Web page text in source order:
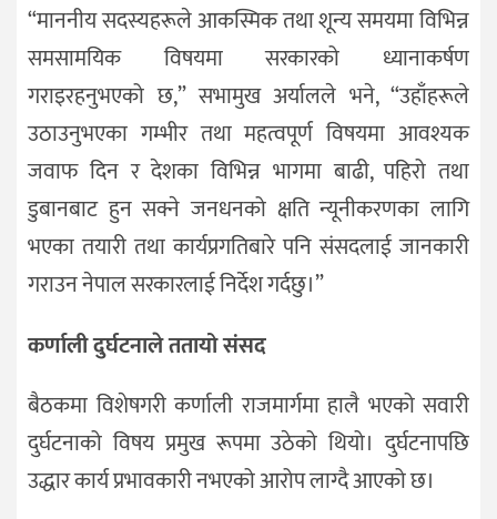
“माननीय सदस्यहरूले आकस्मिक तथा शून्य समयमा विभिन्न
समसामयिक विषयमा सरकारको ध्यानाकर्षण
गराइरहनुभएको छ,” सभामुख अर्यालले भने, “उहाँहरूले
उठाउनुभएका गम्भीर तथा महत्वपूर्ण विषयमा आवश्यक
जवाफ दिन र देशका विभिन्न भागमा बाढी, पहिरो तथा
डुबानबाट हुन सक्ने जनधनको क्षति न्यूनीकरणका लागि
भएका तयारी तथा कार्यप्रगतिबारे पनि संसदलाई जानकारी
गराउन नेपाल सरकारलाई निर्देश गर्दछु।”
कर्णाली दुर्घटनाले ततायो संसद
बैठकमा विशेषगरी कर्णाली राजमार्गमा हालै भएको सवारी
दुर्घटनाको विषय प्रमुख रूपमा उठेको थियो। दुर्घटनापछि
उद्धार कार्य प्रभावकारी नभएको आरोप लाग्दै आएको छ।